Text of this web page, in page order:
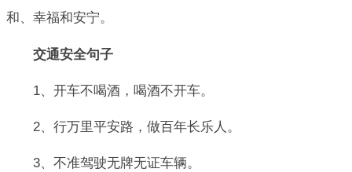
和、幸福和安宁。
交通安全句子
1、开车不喝酒，喝酒不开车。
2、行万里平安路，做百年长乐人。
3、不准驾驶无牌无证车辆。